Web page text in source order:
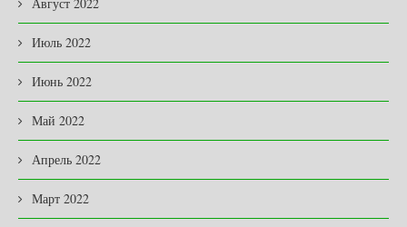
Июль 2022
Июнь 2022
Май 2022
Апрель 2022
Март 2022